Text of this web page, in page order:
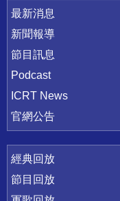
最新消息
新聞報導
節目訊息
Podcast
ICRT News
官網公告
經典回放
節目回放